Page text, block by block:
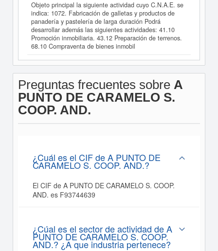
Objeto principal la siguiente actividad cuyo C.N.A.E. se
indica: 1072. Fabricación de galletas y productos de
panadería y pastelería de larga duración Podrá
desarrollar además las siguientes actividades: 41.10
Promoción inmobiliaria. 43.12 Preparación de terrenos.
68.10 Compraventa de bienes inmobil
Preguntas frecuentes sobre A
PUNTO DE CARAMELO S.
COOP. AND.
¿Cuál es el CIF de A PUNTO DE
CARAMELO S. COOP. AND.?
El CIF de A PUNTO DE CARAMELO S. COOP.
AND. es F93744639
¿Cúal es el sector de actividad de A
PUNTO DE CARAMELO S. COOP.
AND.? ¿A que industria pertenece?